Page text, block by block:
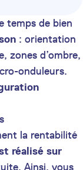
temps de bien
: orientation
zones d’ombre,
onduleurs.
la rentabilité
réalisé sur
Ainsi, vous